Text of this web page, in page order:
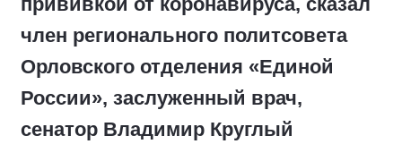
член регионального политсовета
Орловского отделения «Единой
России», заслуженный врач,
сенатор Владимир Круглый